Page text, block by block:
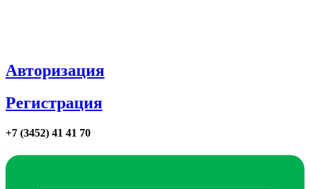
Авторизация
Регистрация
+7 (3452) 41 41 70